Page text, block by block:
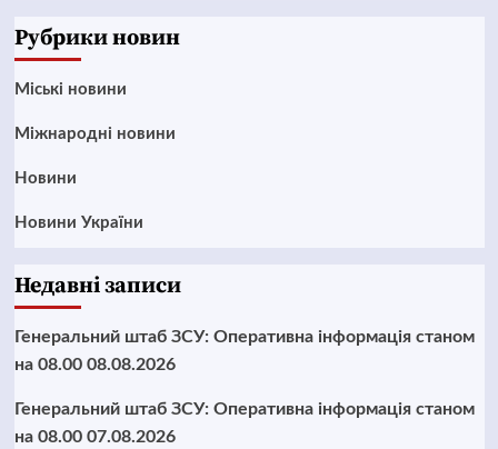
Рубрики новин
Mіські новини
Міжнародні новини
Новини
Новини України
Недавні записи
Генеральний штаб ЗСУ: Оперативна інформація станом
на 08.00 08.08.2026
Генеральний штаб ЗСУ: Оперативна інформація станом
на 08.00 07.08.2026